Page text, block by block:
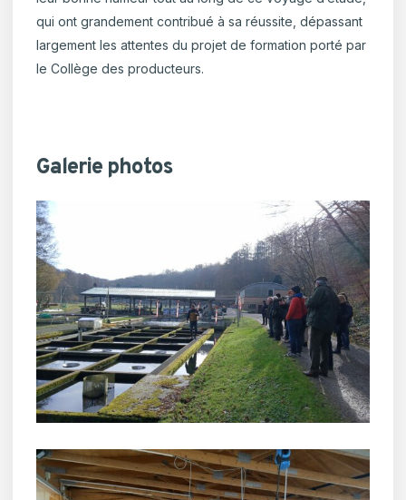
qui ont grandement contribué à sa réussite, dépassant
largement les attentes du projet de formation porté par
le Collège des producteurs.
Galerie photos